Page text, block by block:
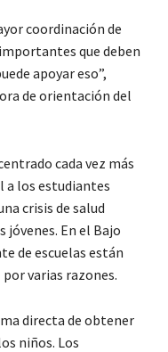
coordinación de
que deben
apoyar eso”,
de orientación del
cada vez más
a los estudiantes
crisis de salud
En el Bajo
de escuelas están
varias razones.
directa de obtener
niños. Los